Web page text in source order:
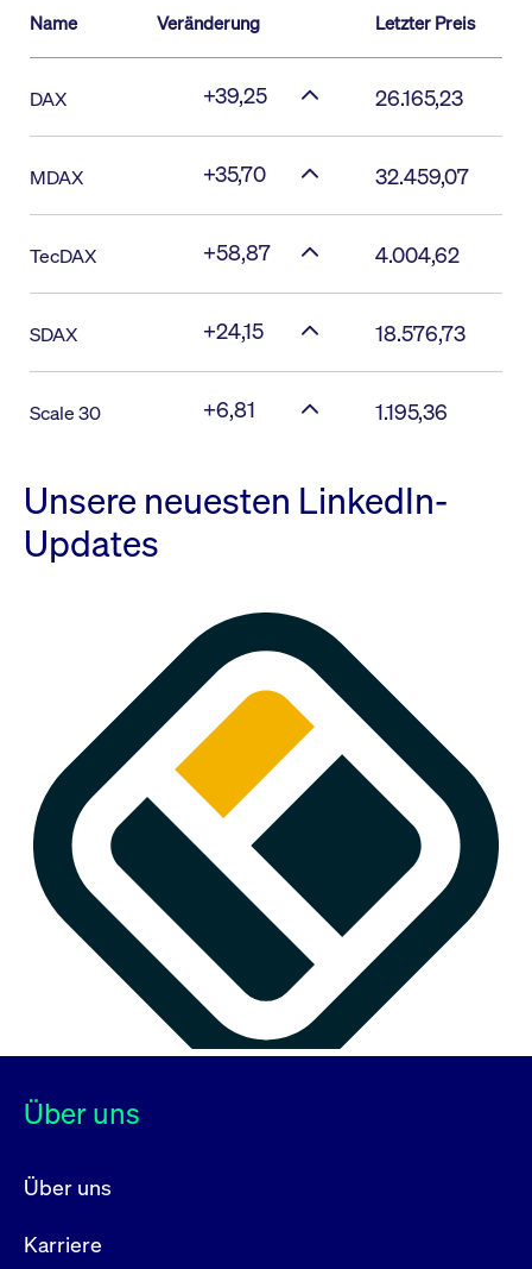
Name Veränderung Letzter Preis
DAX +39,25 26.165,23
MDAX +35,70 32.459,07
TecDAX +58,87 4.004,62
SDAX +24,15 18.576,73
Scale 30 +6,81 1.195,36
Unsere neuesten LinkedIn-
Updates
Über uns
Über uns
Karriere